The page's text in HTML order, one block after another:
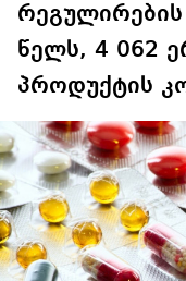
რეგულირების
წელს, 4 062
პროდუქტის